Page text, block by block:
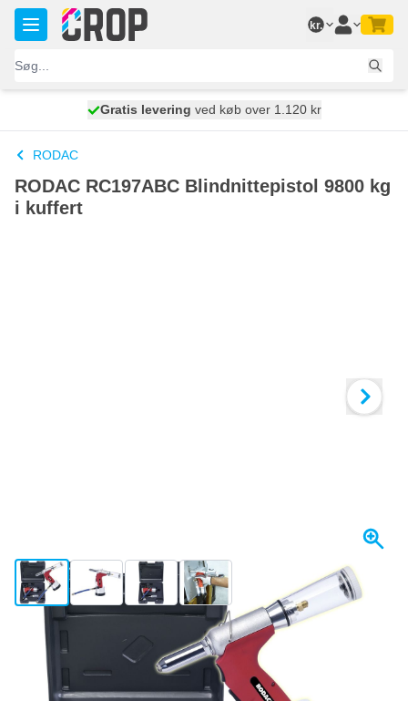
Skip to Content
kr.
vi sender i dag
Gratis levering ved køb over 1.120 kr
100 dage
RODAC
RODAC RC197ABC Blindnittepistol 9800 kg
i kuffert
View larger imageView larger imageView larger imageView larger image
På lager
5.736,89 kr. Inkl. moms